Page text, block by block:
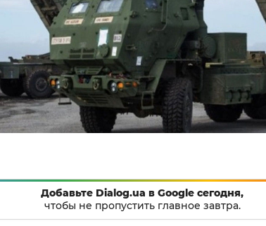
Добавьте Dialog.ua в Google сегодня,
чтобы не пропустить главное завтра.